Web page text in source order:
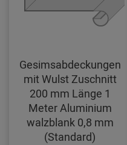
Gesimsabdeckungen
mit Wulst Zuschnitt
200 mm Länge 1
Meter Aluminium
walzblank 0,8 mm
(Standard)